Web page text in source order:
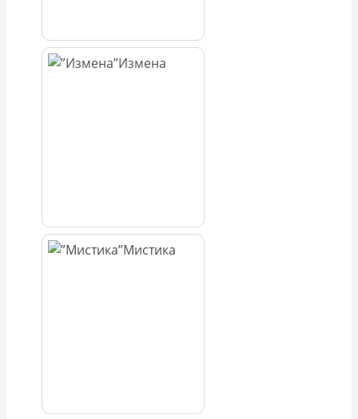
Измена
Мистика